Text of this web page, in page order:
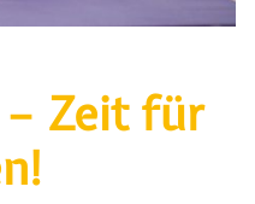
Zeit für